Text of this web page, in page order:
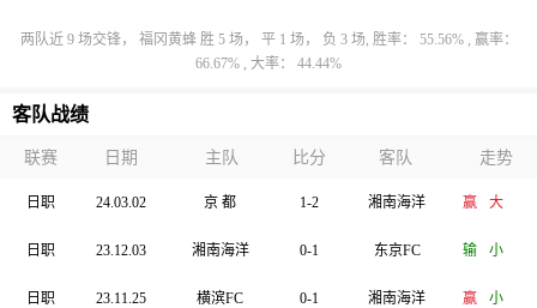
两队近 9 场交锋， 福冈黄蜂 胜 5 场， 平 1 场， 负 3 场, 胜率： 55.56% , 赢率：
66.67% , 大率： 44.44%
客队战绩
联赛 日期 主队 比分 客队 走势
日职 24.03.02 京 都 1-2 湘南海洋 赢 大
日职 23.12.03 湘南海洋 0-1 东京FC 输 小
日职 23.11.25 横滨FC 0-1 湘南海洋 赢 小